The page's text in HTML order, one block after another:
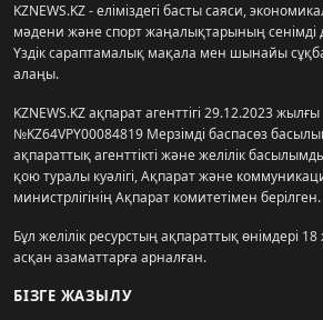
KZNEWS.KZ - еліміздегі басты саяси,
мәдени және спорт жаңалықтарының сенімді
Үздік сараптамалық мақала мен шынайы
алаңы.
KZNEWS.KZ ақпарат агенттігі 29.12.2023 жылғы
№KZ64VPY00084819 Мерзімді баспасөз
ақпараттық агенттікті және желілік
қою туралы куәлігі, Ақпарат және
министрлігінің Ақпарат комитетімен берілген.
Бұл желілік ресурстың ақпараттық өнімдері
асқан азаматтарға арналған.
БІЗГЕ ЖАЗЫЛУ